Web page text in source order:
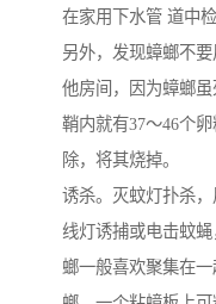
在家用下水管 道中
另外，发现蟑螂不
他房间，因为蟑螂
鞘内就有37～46个
除，将其烧掉。
诱杀。灭蚊灯扑杀
线灯诱捕或电击蚊
螂一般喜欢聚集在